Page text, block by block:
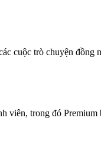
cuộc trò chuyện đồng
viên, trong đó Premium